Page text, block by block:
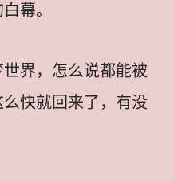
幕。
界，怎么说都能被
快就回来了，有没